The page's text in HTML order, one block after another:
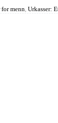
for menn Urkasser: